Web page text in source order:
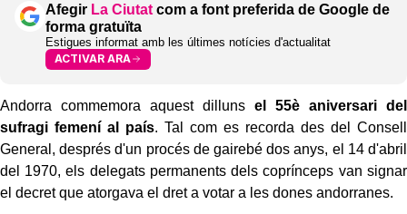
Afegir La Ciutat com a font preferida de Google de
forma gratuïta
Estigues informat amb les últimes notícies d'actualitat
ACTIVAR ARA
Andorra commemora aquest dilluns el 55è aniversari del
sufragi femení al país. Tal com es recorda des del Consell
General, després d'un procés de gairebé dos anys, el 14 d'abril
del 1970, els delegats permanents dels coprínceps van signar
el decret que atorgava el dret a votar a les dones andorranes.